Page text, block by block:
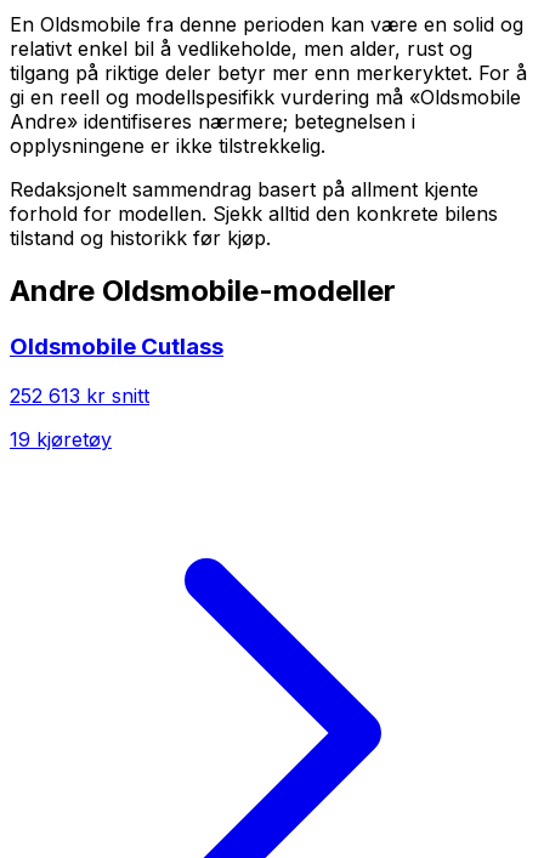
En Oldsmobile fra denne perioden kan være en solid og
relativt enkel bil å vedlikeholde, men alder, rust og
tilgang på riktige deler betyr mer enn merke­ryktet. For å
gi en reell og modellspesifikk vurdering må «Oldsmobile
Andre» identifiseres nærmere; betegnelsen i
opplysningene er ikke tilstrekkelig.
Redaksjonelt sammendrag basert på allment kjente
forhold for modellen. Sjekk alltid den konkrete bilens
tilstand og historikk før kjøp.
Andre Oldsmobile-modeller
Oldsmobile Cutlass
252 613 kr snitt
19 kjøretøy